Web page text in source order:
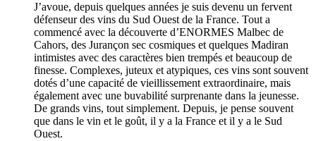
J’avoue, depuis quelques années je suis devenu un fervent
défenseur des vins du Sud Ouest de la France. Tout a
commencé avec la découverte d’ENORMES Malbec de
Cahors, des Jurançon sec cosmiques et quelques Madiran
intimistes avec des caractères bien trempés et beaucoup de
finesse. Complexes, juteux et atypiques, ces vins sont souvent
dotés d’une capacité de vieillissement extraordinaire, mais
également avec une buvabilité surprenante dans la jeunesse.
De grands vins, tout simplement. Depuis, je pense souvent
que dans le vin et le goût, il y a la France et il y a le Sud
Ouest.